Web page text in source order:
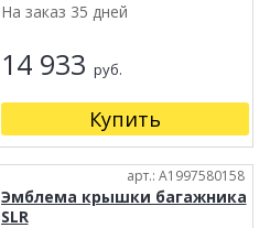
На заказ 35 дней
14 933 руб.
Купить
арт.: A1997580158
Эмблема крышки багажника
SLR